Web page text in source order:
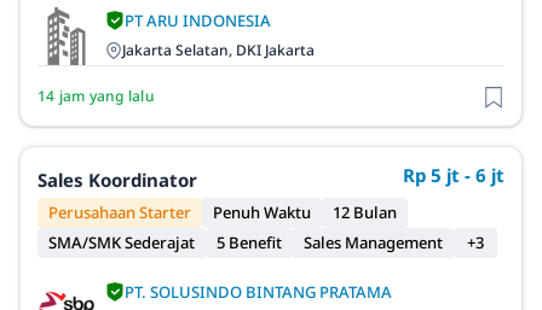
PT ARU INDONESIA
Jakarta Selatan, DKI Jakarta
14 jam yang lalu
Sales Koordinator Rp 5 jt - 6 jt
Perusahaan Starter Penuh Waktu
12 Bulan
SMA/SMK Sederajat
5 Benefit Sales Management +3
PT. SOLUSINDO BINTANG PRATAMA